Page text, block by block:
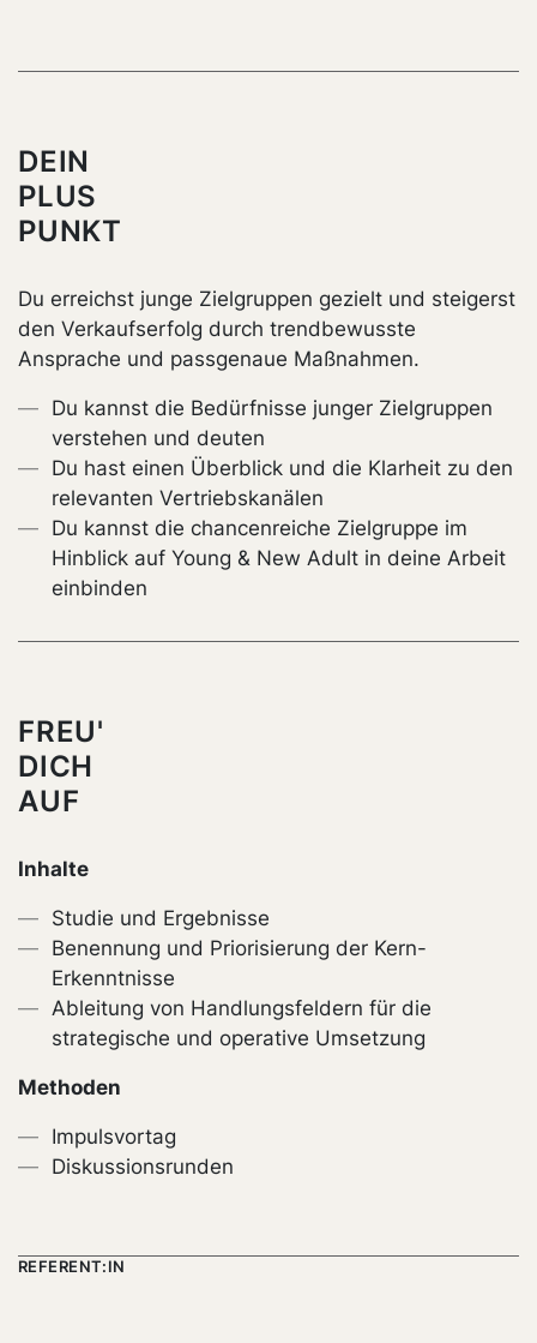
DEIN
PLUS
PUNKT
Du erreichst junge Zielgruppen gezielt und steigerst
den Verkaufserfolg durch trendbewusste
Ansprache und passgenaue Maßnahmen.
Du kannst die Bedürfnisse junger Zielgruppen
verstehen und deuten
Du hast einen Überblick und die Klarheit zu den
relevanten Vertriebskanälen
Du kannst die chancenreiche Zielgruppe im
Hinblick auf Young & New Adult in deine Arbeit
einbinden
FREU'
DICH
AUF
Inhalte
Studie und Ergebnisse
Benennung und Priorisierung der Kern-
Erkenntnisse
Ableitung von Handlungsfeldern für die
strategische und operative Umsetzung
Methoden
Impulsvortag
Diskussionsrunden
REFERENT:IN